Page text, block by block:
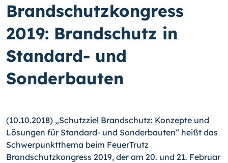
Brandschutzkongress
2019: Brandschutz in
Standard- und
Sonderbauten
(10.10.2018) „Schutzziel Brandschutz: Konzepte und
Lösungen für Standard- und Sonderbauten“ heißt das
Schwerpunktthema beim FeuerTrutz
Brandschutzkongress 2019, der am 20. und 21. Februar